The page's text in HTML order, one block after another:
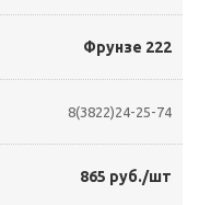
Фрунзе 222
8(3822)24-25-74
865 руб./шт